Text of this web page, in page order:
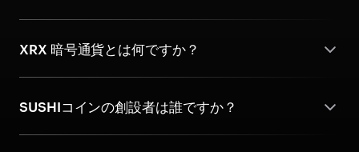
XRX 暗号通貨とは何ですか？
SUSHIコインの創設者は誰ですか？